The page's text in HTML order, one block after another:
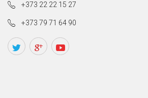
+373 22 22 15 27
+373 79 71 64 90